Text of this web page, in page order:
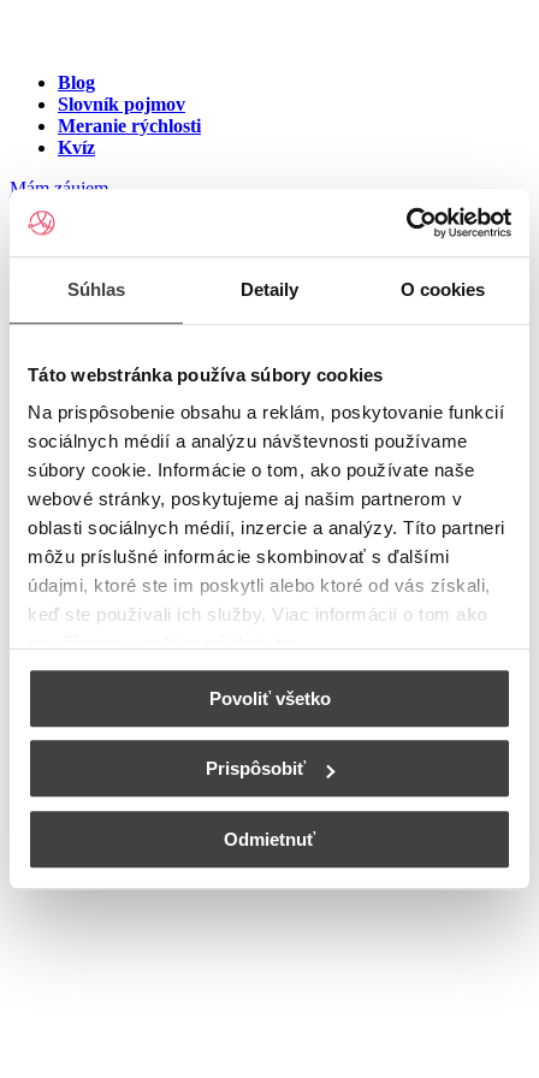
Súhlas Detaily O cookies
Táto webstránka používa súbory cookies
Na prispôsobenie obsahu a reklám, poskytovanie funkcií
sociálnych médií a analýzu návštevnosti používame
súbory cookie. Informácie o tom, ako používate naše
webové stránky, poskytujeme aj našim partnerom v
oblasti sociálnych médií, inzercie a analýzy. Títo partneri
môžu príslušné informácie skombinovať s ďalšími
údajmi, ktoré ste im poskytli alebo ktoré od vás získali,
keď ste používali ich služby. Viac informácií o tom ako
Povoliť všetko
Prispôsobiť
Odmietnuť
Blog
Slovník pojmov
Meranie rýchlosti
Kvíz
Mám záujem
Internet na ulici Narcisová
ulica, Trnava
Zadajte číslo vchodu pre zobrazenie ponuky internetu v meste
Zadajte číslo domu/vchodupre zobrazenie ponuky internetu v
lokalite Trnava
Zoznam čísiel domov/vchodov na ulici Narcisová
ulica v meste Trnava
Bohužiaľ, nedisponujeme zoznamom dostupných čísiel vchodov na
ulici Narcisová ulica v meste Trnava.
© Copyright 2026 Nastavenia cookies